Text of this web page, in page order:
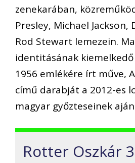
zenekarában,
Presley, Michael Jackson,
Rod Stewart lemezein.
identitásának
1956 emlékére írt műve,
című darabját a 2012-es
magyar győzteseinek
Rotter Oszkár